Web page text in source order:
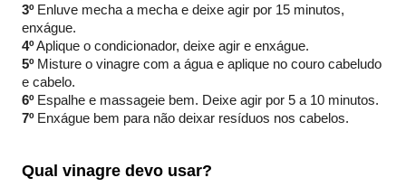
3ºEnluve mecha a mecha e deixe agir por 15 minutos,
enxágue.
4ºAplique o condicionador, deixe agir e enxágue.
5ºMisture o vinagre com a água e aplique no couro cabeludo
e cabelo.
6º Espalhe e massageie bem. Deixe agir por 5 a 10 minutos.
7º Enxágue bem para não deixar resíduos nos cabelos.
Qual vinagre devo usar?